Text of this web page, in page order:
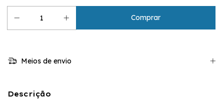
Meios de envio
Descrição